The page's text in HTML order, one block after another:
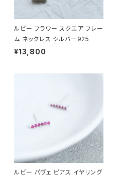
ルビー フラワー スクエア フレー
ム ネックレス シルバー925
¥13,800
ルビー パヴェ ピアス イヤリング